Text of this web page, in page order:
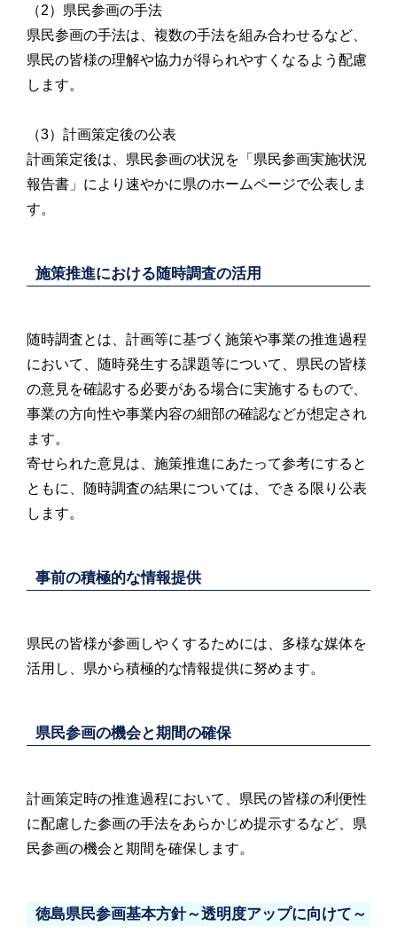
（2）県民参画の手法
県民参画の手法は、複数の手法を組み合わせるなど、
県民の皆様の理解や協力が得られやすくなるよう配慮
します。
（3）計画策定後の公表
計画策定後は、県民参画の状況を「県民参画実施状況
報告書」により速やかに県のホームページで公表しま
す。
施策推進における随時調査の活用
随時調査とは、計画等に基づく施策や事業の推進過程
において、随時発生する課題等について、県民の皆様
の意見を確認する必要がある場合に実施するもので、
事業の方向性や事業内容の細部の確認などが想定され
ます。
寄せられた意見は、施策推進にあたって参考にすると
ともに、随時調査の結果については、できる限り公表
します。
事前の積極的な情報提供
県民の皆様が参画しやくするためには、多様な媒体を
活用し、県から積極的な情報提供に努めます。
県民参画の機会と期間の確保
計画策定時の推進過程において、県民の皆様の利便性
に配慮した参画の手法をあらかじめ提示するなど、県
民参画の機会と期間を確保します。
徳島県民参画基本方針～透明度アップに向けて～